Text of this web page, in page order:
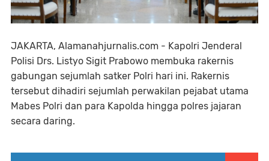
JAKARTA, Alamanahjurnalis.com - Kapolri Jenderal
Polisi Drs. Listyo Sigit Prabowo membuka rakernis
gabungan sejumlah satker Polri hari ini. Rakernis
tersebut dihadiri sejumlah perwakilan pejabat utama
Mabes Polri dan para Kapolda hingga polres jajaran
secara daring.